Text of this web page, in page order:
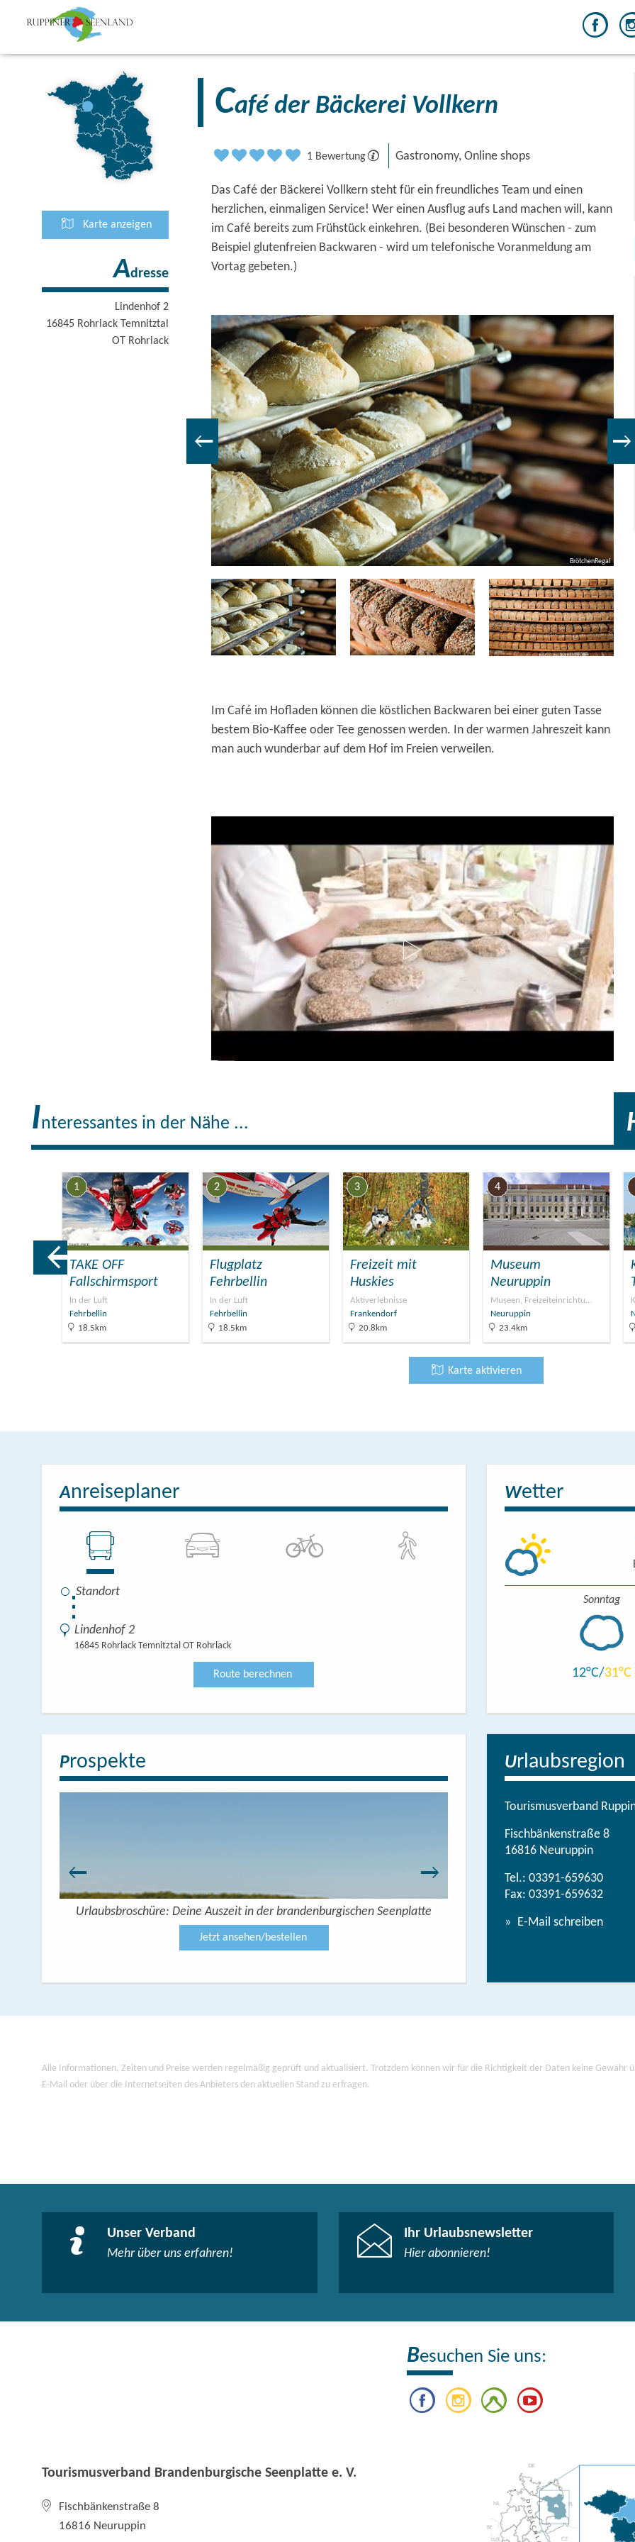
Karte anzeigen
Adresse
Lindenhof 2
16845 Rohrlack Temnitztal
OT Rohrlack
Café der Bäckerei Vollkern
1 Bewertung Gastronomy, Online shops
Das Café der Bäckerei Vollkern steht für ein freundliches Team und einen
herzlichen, einmaligen Service! Wer einen Ausflug aufs Land machen will, kann
im Café bereits zum Frühstück einkehren. (Bei besonderen Wünschen - zum
Beispiel glutenfreien Backwaren - wird um telefonische Voranmeldung am
Vortag gebeten.)
BrötchenRegal
Im Café im Hofladen können die köstlichen Backwaren bei einer guten Tasse
bestem Bio-Kaffee oder Tee genossen werden. In der warmen Jahreszeit kann
man auch wunderbar auf dem Hof im Freien verweilen.
Interessantes in der Nähe ...
1
TAKE OFF
Fallschirmsport
In der Luft
Fehrbellin
18.5km
2
Flugplatz
Fehrbellin
In der Luft
Fehrbellin
18.5km
3
Freizeit mit
Huskies
Aktiverlebnisse
Frankendorf
20.8km
4
Museum
Neuruppin
Museen, Freizeiteinrichtu…
Neuruppin
23.4km
Karte aktivieren
Anreiseplaner
⋮
Lindenhof 2
16845 Rohrlack Temnitztal OT Rohrlack
Route berechnen
Wetter
Sonntag
12 31
Prospekte
Urlaubsbroschüre: Deine Auszeit in der brandenburgischen Seenplatte
Jetzt ansehen/bestellen
Urlaubsregion
Tourismusverband
Fischbänkenstraße 8
16816 Neuruppin
Tel.: 03391-659630
Fax: 03391-659632
E-Mail schreiben
Alle Informationen, Zeiten und Preise werden regelmäßig geprüft und aktualisiert. Trotzdem können wir für die Richtigkeit der Daten keine Gewähr
E-Mail oder über die Internetseiten des Anbieters den aktuellen Stand zu erfragen.
Unser Verband
Mehr über uns erfahren!
Ihr Urlaubsnewsletter
Hier abonnieren!
Besuchen Sie uns:
Tourismusverband Brandenburgische Seenplatte e. V.
Fischbänkenstraße 8
16816 Neuruppin